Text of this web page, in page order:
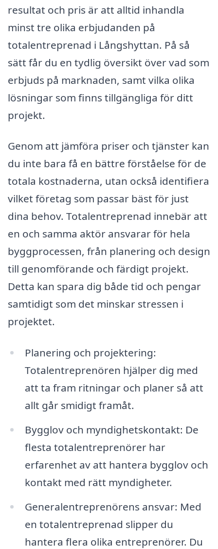
resultat och pris är att alltid inhandla
minst tre olika erbjudanden på
totalentreprenad i Långshyttan. På så
sätt får du en tydlig översikt över vad som
erbjuds på marknaden, samt vilka olika
lösningar som finns tillgängliga för ditt
projekt.
Genom att jämföra priser och tjänster kan
du inte bara få en bättre förståelse för de
totala kostnaderna, utan också identifiera
vilket företag som passar bäst för just
dina behov. Totalentreprenad innebär att
en och samma aktör ansvarar för hela
byggprocessen, från planering och design
till genomförande och färdigt projekt.
Detta kan spara dig både tid och pengar
samtidigt som det minskar stressen i
projektet.
Planering och projektering:
Totalentreprenören hjälper dig med
att ta fram ritningar och planer så att
allt går smidigt framåt.
Bygglov och myndighetskontakt: De
flesta totalentreprenörer har
erfarenhet av att hantera bygglov och
kontakt med rätt myndigheter.
Generalentreprenörens ansvar: Med
en totalentreprenad slipper du
hantera flera olika entreprenörer. Du